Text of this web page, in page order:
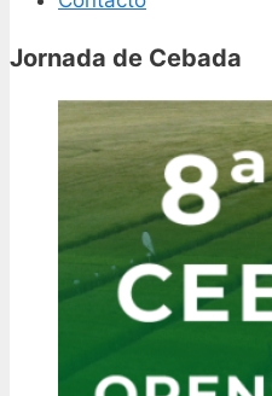
Jornada de Cebada